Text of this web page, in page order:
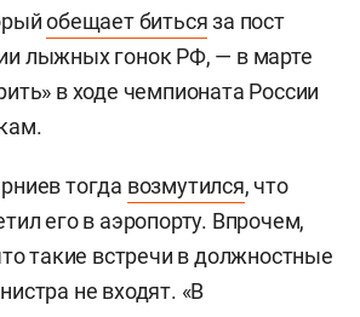
обещает битьсяза пост
лыжных гонок РФ, — в марте
в ходе чемпионата России
тогда возмутился, что
его в аэропорту. Впрочем,
такие встречи в должностные
не входят. «В